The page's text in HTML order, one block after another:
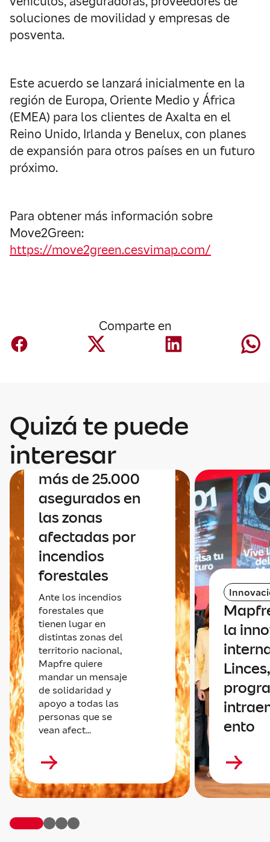
soluciones de movilidad y empresas de
posventa.
Este acuerdo se lanzará inicialmente en la
región de Europa, Oriente Medio y África
(EMEA) para los clientes de Axalta en el
Reino Unido, Irlanda y Benelux, con planes
de expansión para otros países en un futuro
próximo.
Para obtener más información sobre
Move2Green:
https://move2green.cesvimap.com/
Comparte en
Quizá te puede
interesar
Negocio España
Mapfre contacta
uno a uno con sus
más de 25.000
asegurados en
las zonas
afectadas por
incendios
forestales
Ante los incendios
forestales que
tienen lugar en
distintas zonas del
territorio nacional,
Mapfre quiere
mandar un mensaje
de solidaridad y
apoyo a todas las
personas que se
vean afect...
la
ento